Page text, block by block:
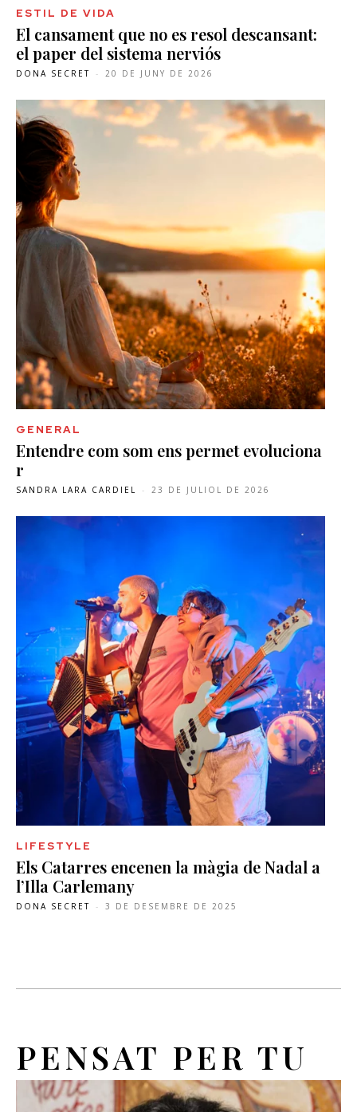
ESTIL DE VIDA
El cansament que no es resol descansant:
el paper del sistema nerviós
DONA SECRET - 20 DE JUNY DE 2026
GENERAL
Entendre com som ens permet evoluciona
r
SANDRA LARA CARDIEL - 23 DE JULIOL DE 2026
LIFESTYLE
Els Catarres encenen la màgia de Nadal a
l’Illa Carlemany
DONA SECRET - 3 DE DESEMBRE DE 2025
PENSAT PER TU